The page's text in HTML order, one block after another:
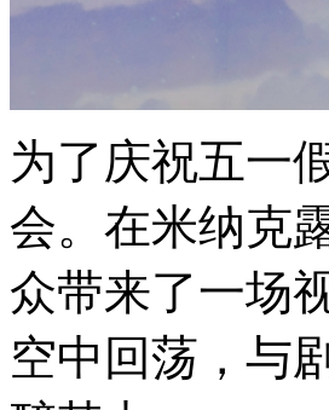
为了庆祝五一
会。在米纳克
众带来了一场
空中回荡，与